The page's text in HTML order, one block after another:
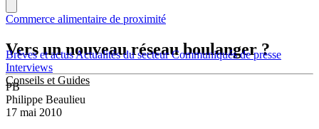
Brèves et actusActualités du secteurCommuniqués de presse
Interviews
Conseils et Guides
Commerce alimentaire de proximité
Vers un nouveau réseau boulanger ?
PB
Philippe Beaulieu
17 mai 2010